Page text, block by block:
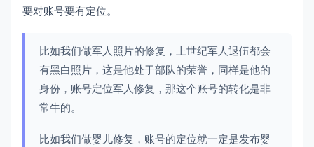
要对账号要有定位。
比如我们做军人照片的修复，上世纪军人退伍都会
有黑白照片，这是他处于部队的荣誉，同样是他的
身份，账号定位军人修复，那这个账号的转化是非
常牛的。
比如我们做婴儿修复，账号的定位就一定是发布婴